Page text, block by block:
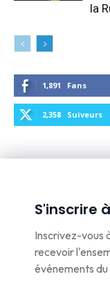
la
1,891 Fans
2,358 Suiveurs
S'inscrire
Inscrivez-vous
recevoir
événements du